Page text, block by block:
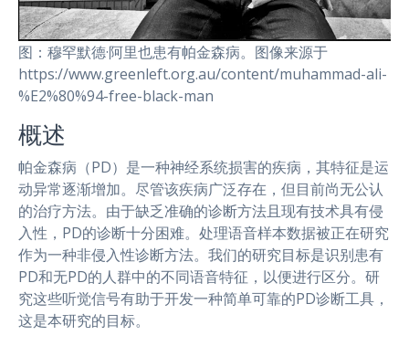
图：穆罕默德·阿里也患有帕金森病。图像来源于
https://www.greenleft.org.au/content/muhammad-ali-
%E2%80%94-free-black-man
概述
帕金森病（PD）是一种神经系统损害的疾病，其特征是运
动异常逐渐增加。尽管该疾病广泛存在，但目前尚无公认
的治疗方法。由于缺乏准确的诊断方法且现有技术具有侵
入性，PD的诊断十分困难。处理语音样本数据被正在研究
作为一种非侵入性诊断方法。我们的研究目标是识别患有
PD和无PD的人群中的不同语音特征，以便进行区分。研
究这些听觉信号有助于开发一种简单可靠的PD诊断工具，
这是本研究的目标。